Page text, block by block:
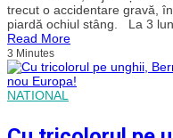
trecut o accidentare gravă,
piardă ochiul stâng. La 3
Read More
3 Minutes
NATIONAL